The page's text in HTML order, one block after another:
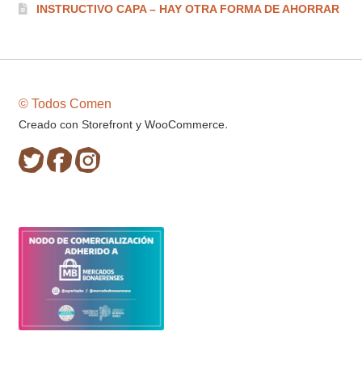
INSTRUCTIVO CAPA – HAY OTRA FORMA DE AHORRAR
© Todos Comen
Creado con Storefront y WooCommerce.